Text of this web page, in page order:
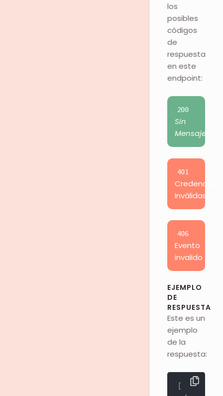
los
posibles
códigos
de
respuesta
en este
endpoint:
200
Sin
Mensaje
401
Inválidas
406
Evento
invalido
EJEMPLO
DE
RESPUESTA
Este es un
ejemplo
de la
respuesta: